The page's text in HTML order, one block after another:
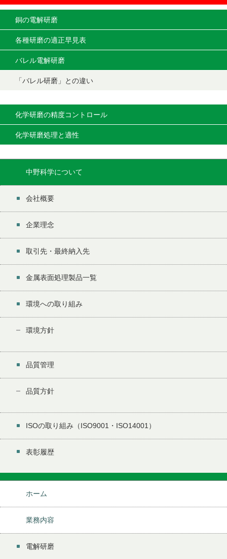
銅の電解研磨
各種研磨の適正早見表
バレル電解研磨
「バレル研磨」との違い
化学研磨の精度コントロール
化学研磨処理と適性
中野科学について
会社概要
企業理念
取引先・最終納入先
金属表面処理製品一覧
環境への取り組み
環境方針
品質管理
品質方針
ISOの取り組み（ISO9001・ISO14001）
表彰履歴
ホーム
業務内容
電解研磨